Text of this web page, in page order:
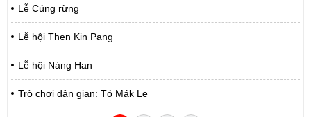
Lễ Cúng rừng
Lễ hội Then Kin Pang
Lễ hội Nàng Han
Trò chơi dân gian: Tó Mák Lẹ